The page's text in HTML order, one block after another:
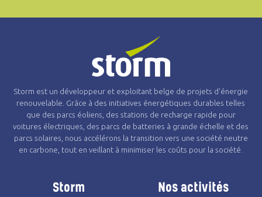
Storm est un développeur et exploitant belge de projets d'énergie
renouvelable. Grâce à des initiatives énergétiques durables telles
que des parcs éoliens, des stations de recharge rapide pour
voitures électriques, des parcs de batteries à grande échelle et des
parcs solaires, nous accélérons la transition vers une société neutre
en carbone, tout en veillant à minimiser les coûts pour la société.
Storm Nos activités